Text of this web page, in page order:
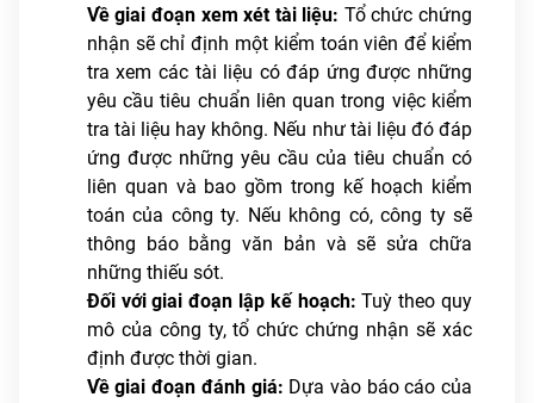
Về giai đoạn xem xét tài liệu: Tổ chức chứng
nhận sẽ chỉ định một kiểm toán viên để kiểm
tra xem các tài liệu có đáp ứng được những
yêu cầu tiêu chuẩn liên quan trong việc kiểm
tra tài liệu hay không. Nếu như tài liệu đó đáp
ứng được những yêu cầu của tiêu chuẩn có
liên quan và bao gồm trong kế hoạch kiểm
toán của công ty. Nếu không có, công ty sẽ
thông báo bằng văn bản và sẽ sửa chữa
những thiếu sót.
Đối với giai đoạn lập kế hoạch:Tuỳ theo quy
mô của công ty, tổ chức chứng nhận sẽ xác
định được thời gian.
Về giai đoạn đánh giá: Dựa vào báo cáo của